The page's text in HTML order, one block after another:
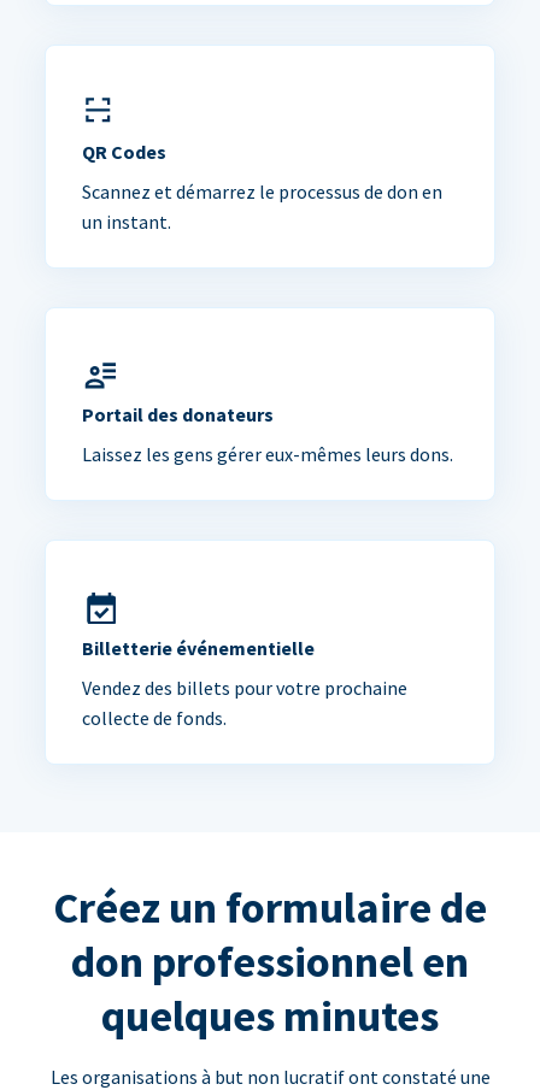
QR Codes
Scannez et démarrez le processus de don en
un instant.
Portail des donateurs
Laissez les gens gérer eux-mêmes leurs dons.
Billetterie événementielle
Vendez des billets pour votre prochaine
collecte de fonds.
Créez un formulaire de
don professionnel en
quelques minutes
Les organisations à but non lucratif ont constaté une